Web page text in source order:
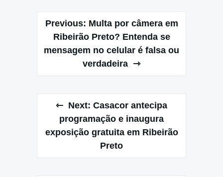
Post
navigation
Previous: Multa por câmera em
Ribeirão Preto? Entenda se
mensagem no celular é falsa ou
verdadeira
Next: Casacor antecipa
programação e inaugura
exposição gratuita em Ribeirão
Preto